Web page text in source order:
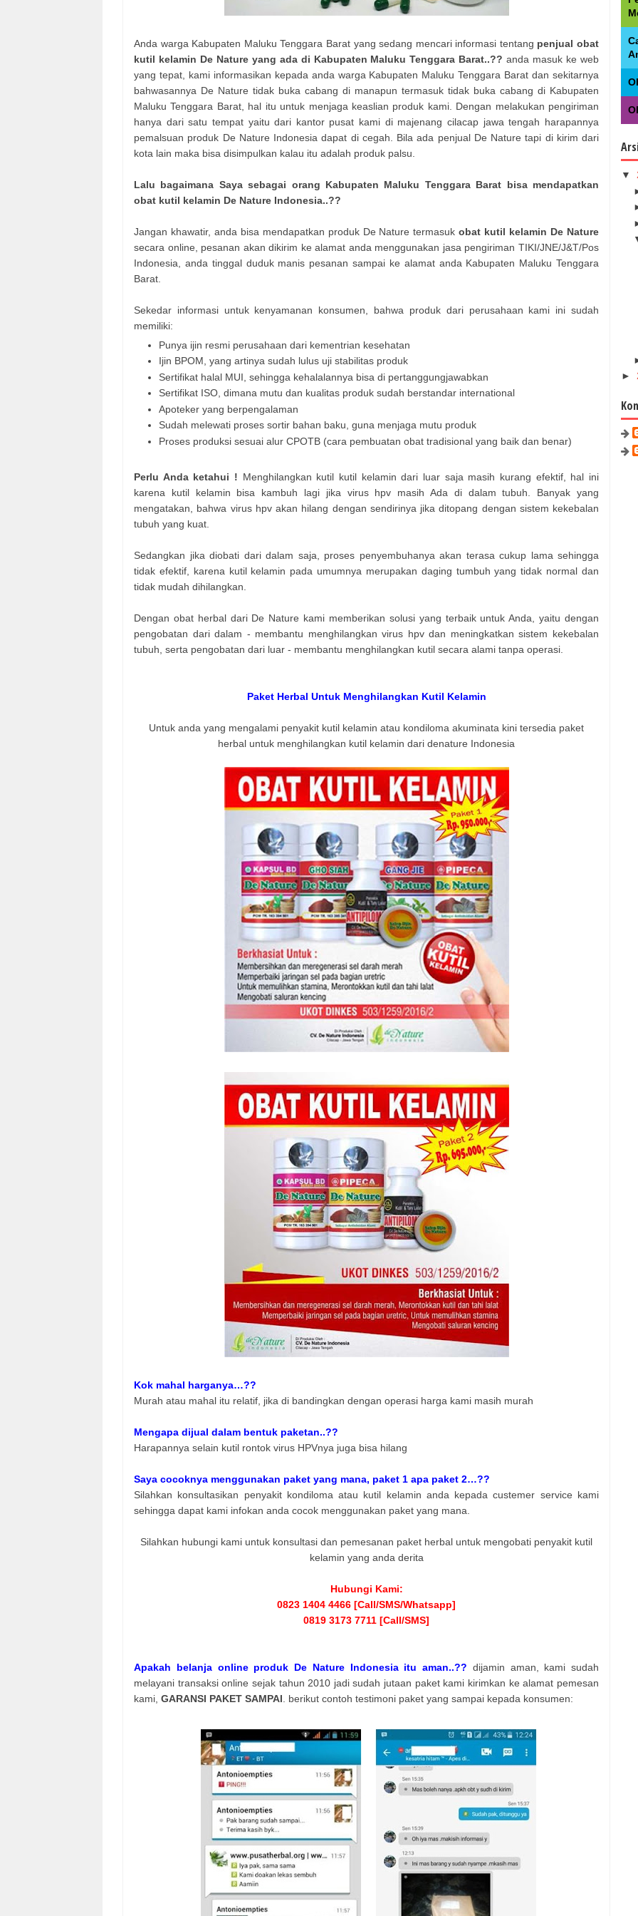
Anda warga Kabupaten Maluku Tenggara Barat yang sedang mencari informasi tentang penjual obat
kutil kelamin De Nature yang ada di Kabupaten Maluku Tenggara Barat..?? anda masuk ke web
yang tepat, kami informasikan kepada anda warga Kabupaten Maluku Tenggara Barat dan sekitarnya
bahwasannya De Nature tidak buka cabang di manapun termasuk tidak buka cabang di Kabupaten
Maluku Tenggara Barat, hal itu untuk menjaga keaslian produk kami. Dengan melakukan pengiriman
hanya dari satu tempat yaitu dari kantor pusat kami di majenang cilacap jawa tengah harapannya
pemalsuan produk De Nature Indonesia dapat di cegah. Bila ada penjual De Nature tapi di kirim dari
kota lain maka bisa disimpulkan kalau itu adalah produk palsu.
Lalu bagaimana Saya sebagai orang Kabupaten Maluku Tenggara Barat bisa mendapatkan
obat kutil kelamin De Nature Indonesia..??
Jangan khawatir, anda bisa mendapatkan produk De Nature termasukobat kutil kelamin De Nature
secara online, pesanan akan dikirim ke alamat anda menggunakan jasa pengiriman TIKI/JNE/J&T/Pos
Indonesia, anda tinggal duduk manis pesanan sampai ke alamat anda Kabupaten Maluku Tenggara
Barat.
Sekedar informasi untuk kenyamanan konsumen, bahwa produk dari perusahaan kami ini sudah
memiliki:
Punya ijin resmi perusahaan dari kementrian kesehatan
Ijin BPOM, yang artinya sudah lulus uji stabilitas produk
Sertifikat halal MUI, sehingga kehalalannya bisa di pertanggungjawabkan
Sertifikat ISO, dimana mutu dan kualitas produk sudah berstandar international
Apoteker yang berpengalaman
Sudah melewati proses sortir bahan baku, guna menjaga mutu produk
Proses produksi sesuai alur CPOTB (cara pembuatan obat tradisional yang baik dan benar)
Perlu Anda ketahui ! Menghilangkan kutil kutil kelamin dari luar saja masih kurang efektif, hal ini
karena kutil kelamin bisa kambuh lagi jika virus hpv masih Ada di dalam tubuh. Banyak yang
mengatakan, bahwa virus hpv akan hilang dengan sendirinya jika ditopang dengan sistem kekebalan
tubuh yang kuat.
Sedangkan jika diobati dari dalam saja, proses penyembuhanya akan terasa cukup lama sehingga
tidak efektif, karena kutil kelamin pada umumnya merupakan daging tumbuh yang tidak normal dan
tidak mudah dihilangkan.
Dengan obat herbal dari De Nature kami memberikan solusi yang terbaik untuk Anda, yaitu dengan
pengobatan dari dalam - membantu menghilangkan virus hpv dan meningkatkan sistem kekebalan
tubuh, serta pengobatan dari luar - membantu menghilangkan kutil secara alami tanpa operasi.
Paket Herbal Untuk Menghilangkan Kutil Kelamin
Untuk anda yang mengalami penyakit kutil kelamin atau kondiloma akuminata kini tersedia paket
herbal untuk menghilangkan kutil kelamin dari denature Indonesia
Kok mahal harganya…??
Murah atau mahal itu relatif, jika di bandingkan dengan operasi harga kami masih murah
Mengapa dijual dalam bentuk paketan..??
Harapannya selain kutil rontok virus HPVnya juga bisa hilang
Saya cocoknya menggunakan paket yang mana, paket 1 apa paket 2…??
Silahkan konsultasikan penyakit kondiloma atau kutil kelamin anda kepada custemer service kami
sehingga dapat kami infokan anda cocok menggunakan paket yang mana.
Silahkan hubungi kami untuk konsultasi dan pemesanan paket herbal untuk mengobati penyakit kutil
kelamin yang anda derita
Hubungi Kami:
0823 1404 4466 [Call/SMS/Whatsapp]
0819 3173 7711 [Call/SMS]
Apakah belanja online produk De Nature Indonesia itu aman..?? dijamin aman, kami sudah
melayani transaksi online sejak tahun 2010 jadi sudah jutaan paket kami kirimkan ke alamat pemesan
kami, GARANSI PAKET SAMPAI . berikut contoh testimoni paket yang sampai kepada konsumen:
▼
►